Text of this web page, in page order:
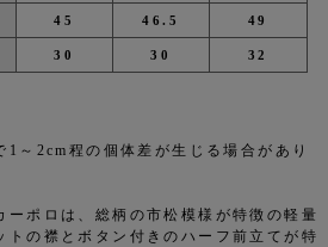
45 46.5 49
30 30 32
1～2cm程の個体差が生じる場合があり
ーポロは、総柄の市松模様が特徴の軽量
トの襟とボタン付きのハーフ前立てが特